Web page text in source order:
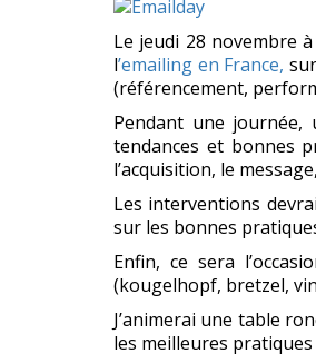
Le jeudi 28 novembre
l’emailing en France,
(référencement,
Pendant une journée,
tendances et bonnes
l’acquisition, le
Les interventions
sur les bonnes
Enfin, ce sera
(kougelhopf, bretzel,
J’animerai une table
les meilleures